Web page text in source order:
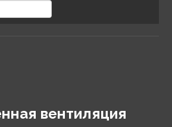
вентиляция